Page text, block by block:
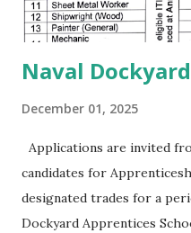
Naval
December 01, 2025
Applications are invited
candidates for
designated trades for a
Dockyard Apprentices